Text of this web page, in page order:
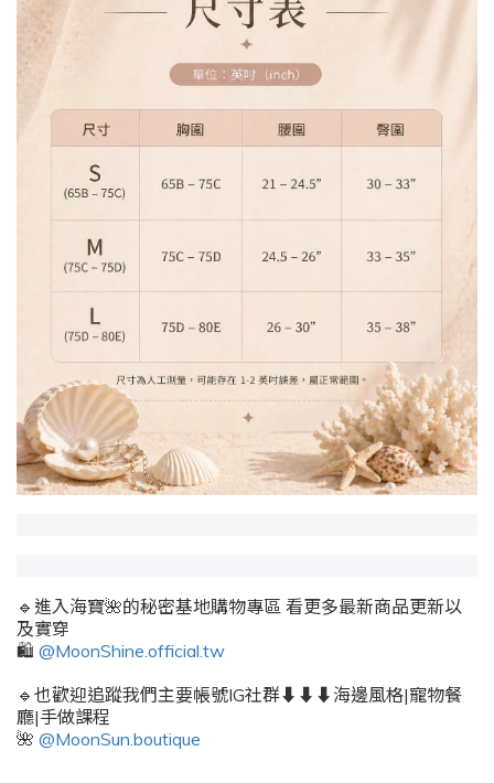
🔹進入海寶🌺的秘密基地購物專區 看更多最新商品更新以
及實穿
🛍️ @MoonShine.official.tw
🔹也歡迎追蹤我們主要帳號IG社群⬇️⬇️⬇️海邊風格|寵物餐
廳|手做課程
🌺 @MoonSun.boutique